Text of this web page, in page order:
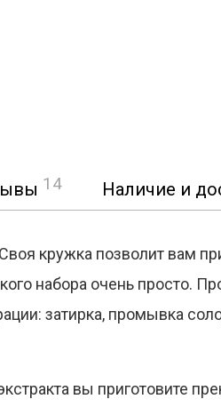
14 Наличие и
кружка позволит вам
набора очень просто.
затирка, промывка
вы приготовите